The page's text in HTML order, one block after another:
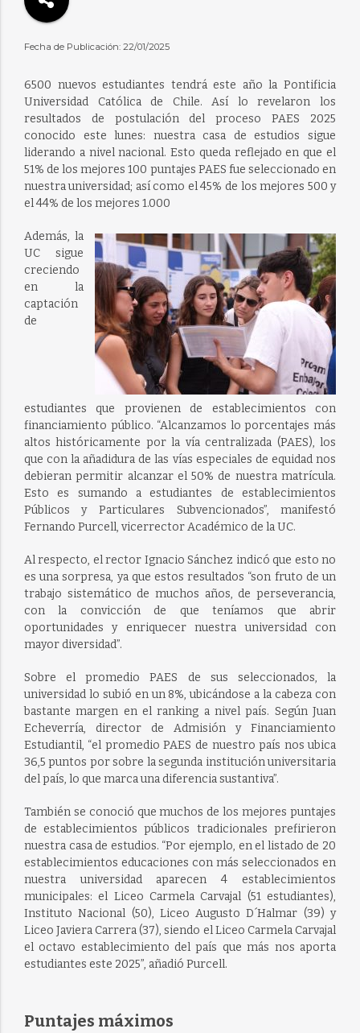
Fecha de Publicación: 22/01/2025
6500 nuevos estudiantes tendrá este año la Pontificia
Universidad Católica de Chile. Así lo revelaron los
resultados de postulación del proceso PAES 2025
conocido este lunes: nuestra casa de estudios sigue
liderando a nivel nacional. Esto queda reflejado en que el
51% de los mejores 100 puntajes PAES fue seleccionado en
nuestra universidad; así como el 45% de los mejores 500 y
el 44% de los mejores 1.000
Además, la
UC sigue
creciendo
en la
captación
de
estudiantes que provienen de establecimientos con
financiamiento público. “Alcanzamos lo porcentajes más
altos históricamente por la vía centralizada (PAES), los
que con la añadidura de las vías especiales de equidad nos
debieran permitir alcanzar el 50% de nuestra matrícula.
Esto es sumando a estudiantes de establecimientos
Públicos y Particulares Subvencionados”, manifestó
Fernando Purcell, vicerrector Académico de la UC.
Al respecto, el rector Ignacio Sánchez indicó que esto no
es una sorpresa, ya que estos resultados “son fruto de un
trabajo sistemático de muchos años, de perseverancia,
con la convicción de que teníamos que abrir
oportunidades y enriquecer nuestra universidad con
mayor diversidad”.
Sobre el promedio PAES de sus seleccionados, la
universidad lo subió en un 8%, ubicándose a la cabeza con
bastante margen en el ranking a nivel país. Según Juan
Echeverría, director de Admisión y Financiamiento
Estudiantil, “el promedio PAES de nuestro país nos ubica
36,5 puntos por sobre la segunda institución universitaria
del país, lo que marca una diferencia sustantiva”.
También se conoció que muchos de los mejores puntajes
de establecimientos públicos tradicionales prefirieron
nuestra casa de estudios. “Por ejemplo, en el listado de 20
establecimientos educaciones con más seleccionados en
nuestra universidad aparecen 4 establecimientos
municipales: el Liceo Carmela Carvajal (51 estudiantes),
Instituto Nacional (50), Liceo Augusto D´Halmar (39) y
Liceo Javiera Carrera (37), siendo el Liceo Carmela Carvajal
el octavo establecimiento del país que más nos aporta
estudiantes este 2025”, añadió Purcell.
Puntajes máximos